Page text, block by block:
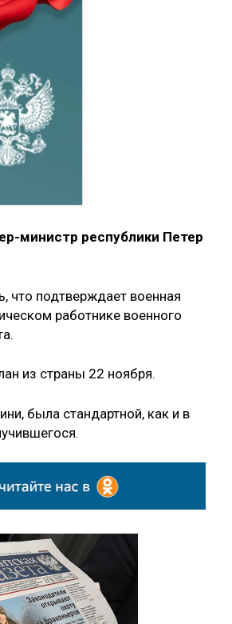
министр республики Петер
что подтверждает военная
работнике военного
из страны 22 ноября.
была стандартной, как и в